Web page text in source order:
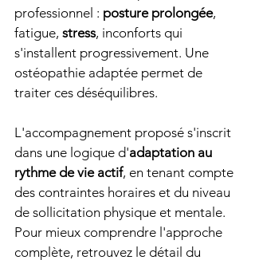
professionnel : posture prolongée,
fatigue, stress, inconforts qui
s'installent progressivement. Une
ostéopathie adaptée permet de
traiter ces déséquilibres.
L'accompagnement proposé s'inscrit
dans une logique d'adaptation au
rythme de vie actif, en tenant compte
des contraintes horaires et du niveau
de sollicitation physique et mentale.
Pour mieux comprendre l'approche
complète, retrouvez le détail du